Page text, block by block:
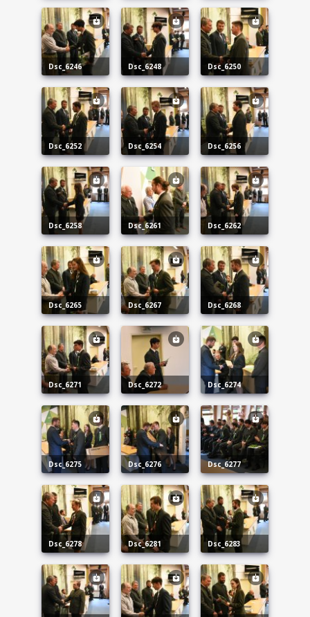
dsc_6246 dsc_6248 dsc_6250
dsc_6252 dsc_6254 dsc_6256
dsc_6258 dsc_6261 dsc_6262
dsc_6265 dsc_6267 dsc_6268
dsc_6271 dsc_6272 dsc_6274
dsc_6275 dsc_6276 dsc_6277
dsc_6278 dsc_6281 dsc_6283